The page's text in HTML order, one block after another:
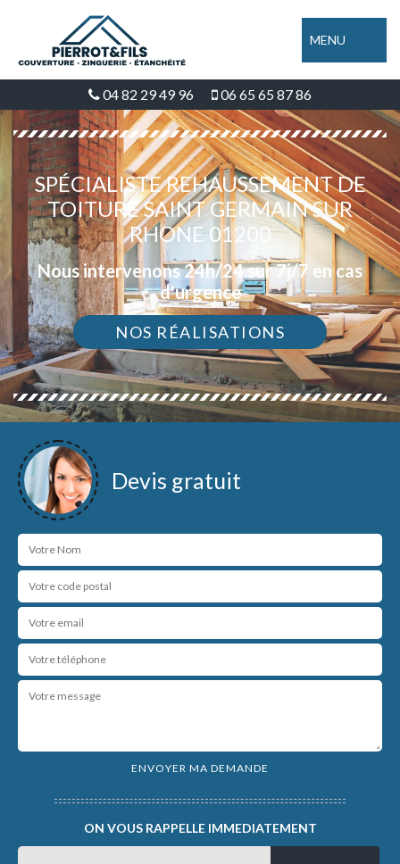
MENU
04 82 29 49 96 06 65 65 87 86
SPÉCIALISTE REHAUSSEMENT DE
TOITURE SAINT GERMAIN SUR
RHONE 01200
Nous intervenons 24h/24 sur 7j/7 en cas
d'urgence
NOS RÉALISATIONS
Devis gratuit
ON VOUS RAPPELLE IMMEDIATEMENT